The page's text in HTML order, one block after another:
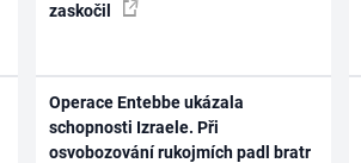
zaskočil
Operace Entebbe ukázala
schopnosti Izraele. Při
osvobozování rukojmích padl bratr